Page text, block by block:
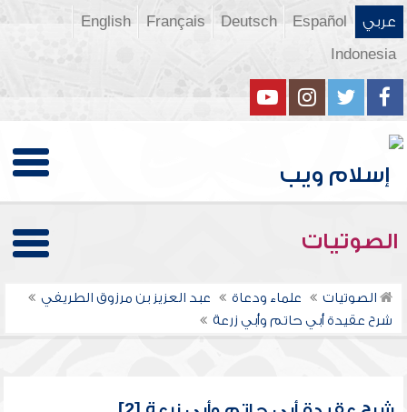
عربي Español
Deutsch
Français
English
Indonesia
الصوتيات
الصوتيات علماء ودعاة
عبد العزيز بن مرزوق الطريفي
شرح عقيدة أبي حاتم وأبي زرعة